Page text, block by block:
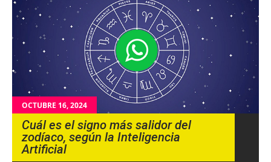
OCTUBRE 16, 2024
Cuál es el signo más salidor del
zodíaco, según la Inteligencia
Artificial